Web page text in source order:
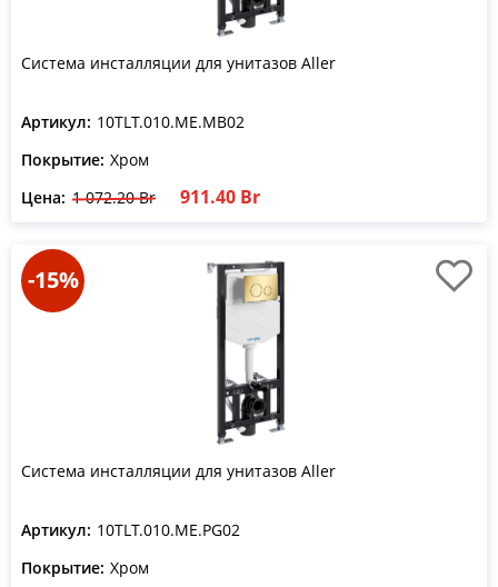
Система инсталляции для унитазов Aller
Артикул: 10TLT.010.ME.MB02
Покрытие: Хром
Цена: 1 072.20 Br 911.40 Br
-15%
Система инсталляции для унитазов Aller
Артикул: 10TLT.010.ME.PG02
Покрытие: Хром